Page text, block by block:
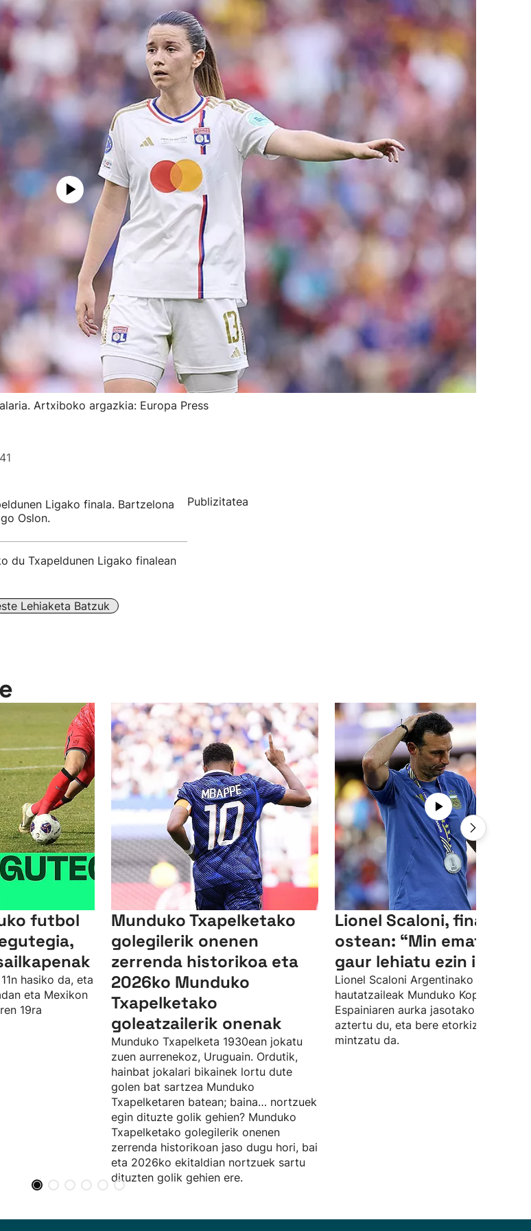
Artxiboko argazkia: Europa Press
Ligako finala. Bartzelona
Oslon.
du Txapeldunen Ligako finalean
Lehiaketa Batzuk
Publizitatea
futbol
hasiko da, eta
eta Mexikon
19ra
Munduko Txapelketako
golegilerik onenen
zerrenda historikoa eta
2026ko Munduko
Txapelketako
goleatzailerik onenak
Munduko Txapelketa 1930ean jokatu
zuen aurrenekoz, Uruguain. Ordutik,
hainbat jokalari bikainek lortu dute
golen bat sartzea Munduko
Txapelketaren batean; baina… nortzuek
egin dituzte golik gehien? Munduko
Txapelketako golegilerik onenen
zerrenda historikoan jaso dugu hori, bai
eta 2026ko ekitaldian nortzuek sartu
dituzten golik gehien ere.
Lionel Scaloni, finalaren
ostean: “Min ematen du
gaur lehiatu ezin izanak”
Lionel Scaloni Argentinako
hautatzaileak Munduko Kopako
Espainiaren aurka jasotako porrota
aztertu du, eta bere etorkizunaz ere
mintzatu da.